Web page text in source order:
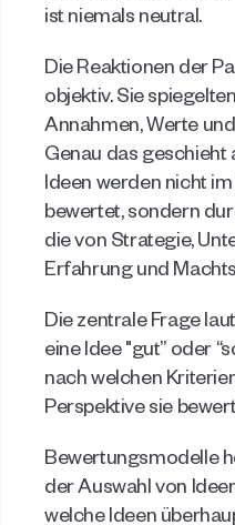
ist niemals neutral.
Die Reaktionen der
objektiv. Sie
Annahmen, Werte
Genau das geschieht
Ideen werden nicht
bewertet, sondern
die von Strategie,
Erfahrung und
Die zentrale Frage
eine Idee "gut” oder
nach welchen
Perspektive sie
Bewertungsmodelle
der Auswahl von
welche Ideen